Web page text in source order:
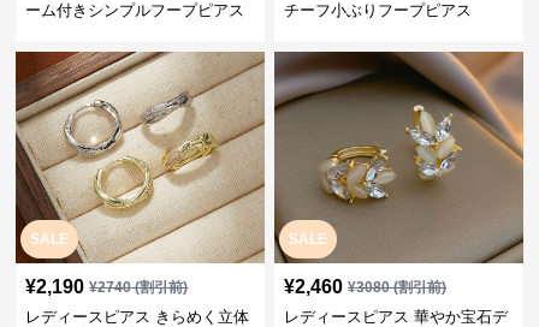
ーム付きシンプルフープピアス
チーフ小ぶりフープピアス
SALE
¥2,190 ¥2740(割引前)
レディースピアス きらめく立体
SALE
¥2,460 ¥3080(割引前)
レディースピアス 華やか宝石デ